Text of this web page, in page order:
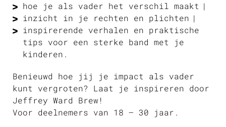
hoe je als vader het verschil maakt
inzicht in je rechten en plichten
inspirerende verhalen en praktische
tips voor een sterke band met je
kinderen.
Benieuwd hoe jij je impact als vader
kunt vergroten? Laat je inspireren door
Jeffrey Ward Brew!
Voor deelnemers van 18 – 30 jaar.